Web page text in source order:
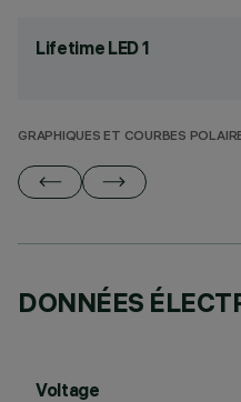
Lifetime LED 1
GRAPHIQUES ET COURBES
DONNÉES
Voltage